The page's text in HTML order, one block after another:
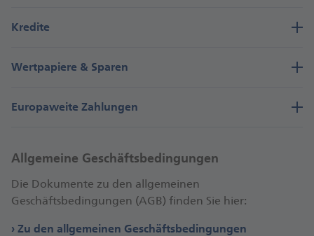
Kredite
Wertpapiere & Sparen
Europaweite Zahlungen
Allgemeine Geschäfts­bedingungen
Die Dokumente zu den allgemeinen
Geschäftsbedingungen (AGB) finden Sie hier:
Zu den allgemeinen Geschäftsbedingungen